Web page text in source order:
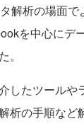
解析の場面で
を中心にデ
。
したツールや
析の手順など